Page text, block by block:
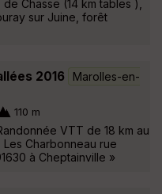
Chasse (14 km tables ),
sur Juine, forêt
2016
Marolles-en-
110 m
VTT de 18 km au
Les Charbonneau rue
à Cheptainville »